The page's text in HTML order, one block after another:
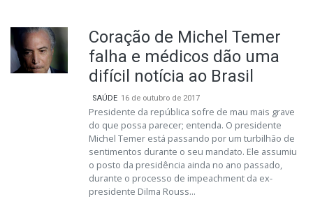
Coração de Michel Temer
falha e médicos dão uma
difícil notícia ao Brasil
SAÚDE 16 de outubro de 2017
Presidente da república sofre de mau mais grave
do que possa parecer; entenda. O presidente
Michel Temer está passando por um turbilhão de
sentimentos durante o seu mandato. Ele assumiu
o posto da presidência ainda no ano passado,
durante o processo de impeachment da ex-
presidente Dilma Rouss...